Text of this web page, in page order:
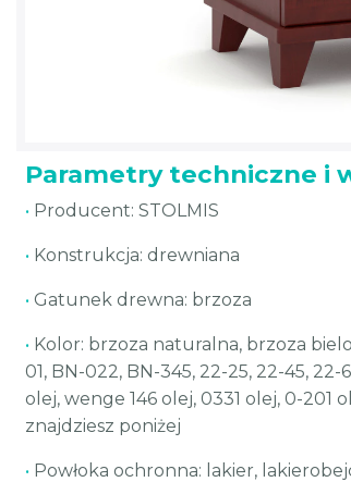
Parametry techniczne i
• Producent: STOLMIS
• Konstrukcja: drewniana
• Gatunek drewna: brzoza
• Kolor: brzoza naturalna, brzoza
01, BN-022, BN-345, 22-25, 22-45, 22-
olej, wenge 146 olej, 0331 olej, 0-
znajdziesz poniżej
• Powłoka ochronna: lakier,